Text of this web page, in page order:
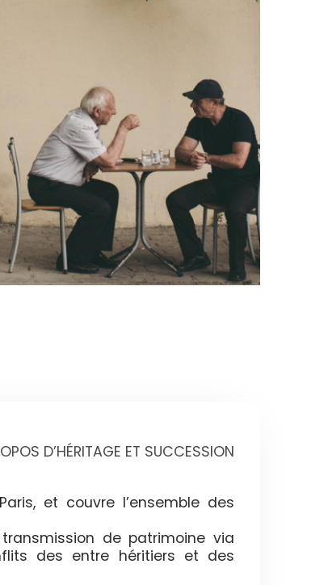
D’HÉRITAGE ET SUCCESSION
et couvre l’ensemble des
de patrimoine via
des entre héritiers et des